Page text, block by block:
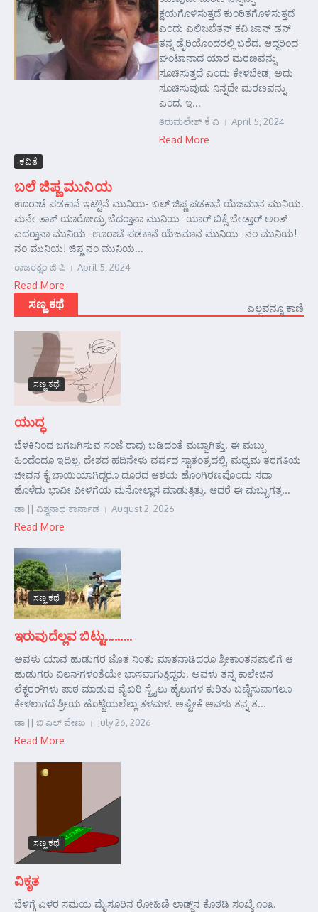
ಕ್ಷಯಗೊಳಿಸುತ್ತದೆ ಕುಂಠಿತಗೊಳಿಸುತ್ತದೆ
ಎಂದು ಎಲಿಜಬೆತನ್ ಕವಿ ಜಾನ್ ಡನ್
ತನ್ನ ಡೈರಿಯೊಂದರಲ್ಲಿ ಬರೆದ. ಆದ್ದರಿಂದ
ಘಂಟಾನಾದ ಯಾರ ಮರಣವನ್ನು
ಸೂಚಿಸುತ್ತದೆ ಎಂದು ಕೇಳಬೇಡ; ಅದು
ಸೂಚಿಸುವುದು ನಿನ್ನದೇ ಮರಣವನ್ನು
ಎಂದ. ಇ...
ತಿರುಮಲೇಶ್ ಕೆ ವಿ April 5, 2024
Read More
ಕವಿತೆ
ಬಲೆ ಜಿಪ್ಣ ಮುನಿಯ
ಊರಾಚೆ ಪಡಕಾನೆ ಇಟ್ಟೌನೆ ಮುನಿಯ- ಬಲ್ ಜಿಪ್ಣ ಪಡಕಾನೆ ಯೆಜಮಾನ ಮುನಿಯ.
ಮನೇ ತಾಕ್ ಯಾರೋದ್ರು ಬೆದರ್‍ತಾನಾ ಮುನಿಯ- ಯಾರ್ ಬಿಕ್ಸೆ ಬೇಡ್ತಾರ್‌ ಅಂತ್
ಎದರ್‍ತಾನಾ ಮುನಿಯ- ಊರಾಚೆ ಪಡಕಾನೆ ಯೆಜಮಾನ ಮುನಿಯ- ನಂ ಮುನಿಯ!
ನಂ ಮುನಿಯ! ಜಿಪ್ಣ ನಂ ಮುನಿಯ...
ರಾಜರತ್ನಂ ಜಿ ಪಿ April 5, 2024
Read More
ಸಣ್ಣ ಕಥೆ ಎಲ್ಲವನ್ನೂ ಕಾಣಿ
ಸಣ್ಣ ಕಥೆ
ಯುದ್ಧ
ಬೆಳಕಿನಿಂದ ಜಗಜಗಿಸುವ ಸಂಜೆ ರಾವು ಬಡಿದಂತೆ ಮಬ್ಬಾಗಿತ್ತು. ಈ ಮಬ್ಬು
ಹಿಂದೆಂದೂ ಇದಿಲ್ಲ. ದೇಶದ ಹದಿನೇಳು ವರ್ಷದ ಸ್ವಾತಂತ್ರದಲ್ಲಿ, ಮಧ್ಯಮ ತರಗತಿಯ
ಜೀವನ ಕೈ ಬಾಯಿಯಾಗಿದ್ದರೂ ದೂರದ ಆಶಯ ಹೊಂಗಿರಣವೊಂದು ಸದಾ
ಹೊಳೆದು ಭಾವೀ ಪೀಳಿಗೆಯ ಮನೋಲ್ಲಾಸ ಮಾಡುತ್ತಿತ್ತು. ಆದರೆ ಈ ಮಬ್ಬುಗತ್ತ...
ಡಾ || ವಿಶ್ವನಾಥ ಕಾರ್ನಾಡ August 2, 2026
Read More
ಸಣ್ಣ ಕಥೆ
ಇರುವುದೆಲ್ಲವ ಬಿಟ್ಟು………
ಅವಳು ಯಾವ ಹುಡುಗರ ಜೊತ ನಿಂತು ಮಾತನಾಡಿದರೂ ಶ್ರೀಕಾಂತನಪಾಲಿಗೆ ಆ
ಹುಡುಗರು ವಿಲನ್‌ಗಳಂತೆಯೇ ಭಾಸವಾಗುತ್ತಿದ್ದರು. ಅವಳು ತನ್ನ ಕಾಲೇಜಿನ
ಲೆಕ್ಚರರ್‌ಗಳು ಪಾಠ ಮಾಡುವ ವೈಖರಿ ಸ್ಟೈಲು ಹೈಲುಗಳ ಕುರಿತು ಬಣ್ಣಿಸುವಾಗಲೂ
ಕೇಳಲಾಗದೆ ಶ್ರೀಯ ಹೊಟ್ಟೆಯಲೆಲ್ಲಾ ತಳಮಳ. ಅಷ್ಟೇಕೆ ಅವಳು ತನ್ನ ತ...
ಡಾ || ಬಿ ಎಲ್ ವೇಣು July 26, 2026
Read More
ಸಣ್ಣ ಕಥೆ
ವಿಕೃತ
ಬೆಳಿಗ್ಗೆ ಏಳರ ಸಮಯ ಮೈಸೂರಿನ ರೋಹಿಣಿ ಲಾಡ್ಜ್‌ನ ಕೊಠಡಿ ಸಂಖ್ಯೆ ೧೦೩.